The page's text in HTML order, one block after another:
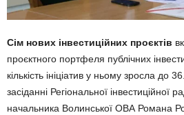
Сім нових інвестиційних проєктів
проєктного портфеля публічних
кількість ініціатив у ньому зросла
засіданні Регіональної інвестиційної
начальника Волинської ОВА Романа